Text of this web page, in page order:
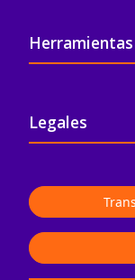
Pie de página
Herramientas
Legales